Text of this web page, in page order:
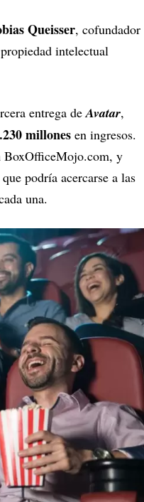
Queisser, cofundador
intelectual
entrega deAvatar,
millones en ingresos.
BoxOfficeMojo.com, y
podría acercarse a las
una.